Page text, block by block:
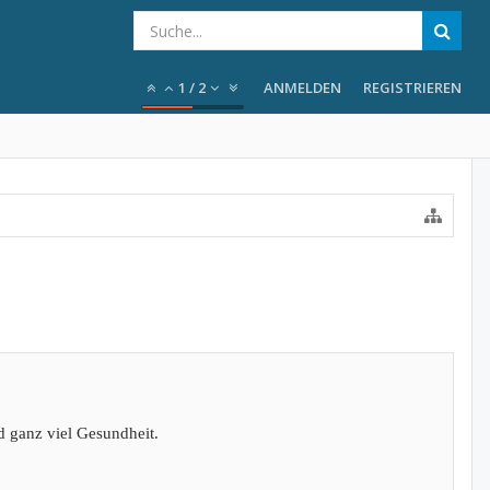
1 / 2 ANMELDEN REGISTRIEREN
ganz viel Gesundheit.